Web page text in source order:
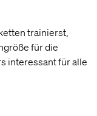
trainierst,
für die
interessant für alle